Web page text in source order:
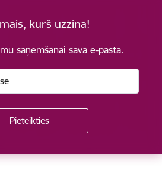
kurš uzzina!
saņemšanai savā e-pastā.